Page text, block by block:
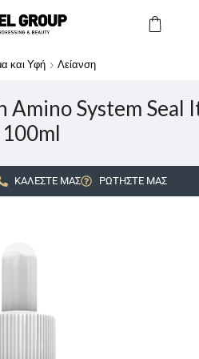
και Υφή Λείανση
Amino System Seal
ΚΑΛΕΣΤΕ ΜΑΣ ΡΩΤΗΣΤΕ ΜΑΣ